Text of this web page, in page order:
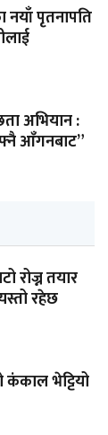
नयाँ पृतनापति
अभियान :
आँगनबाट”
रोज्न तयार
रहेछ
भेट्टियो